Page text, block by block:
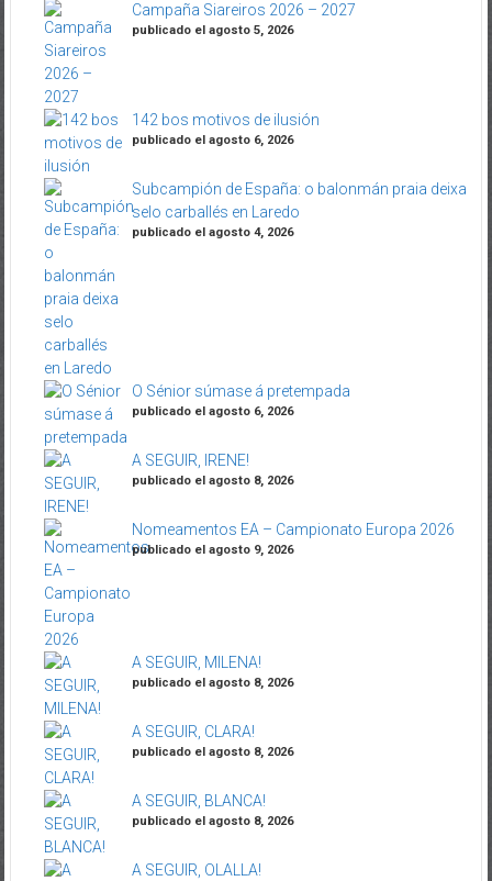
Campaña Siareiros 2026 – 2027
publicado el agosto 5, 2026
142 bos motivos de ilusión
publicado el agosto 6, 2026
Subcampión de España: o balonmán praia deixa
selo carballés en Laredo
publicado el agosto 4, 2026
O Sénior súmase á pretempada
publicado el agosto 6, 2026
A SEGUIR, IRENE!
publicado el agosto 8, 2026
Nomeamentos EA – Campionato Europa 2026
publicado el agosto 9, 2026
A SEGUIR, MILENA!
publicado el agosto 8, 2026
A SEGUIR, CLARA!
publicado el agosto 8, 2026
A SEGUIR, BLANCA!
publicado el agosto 8, 2026
A SEGUIR, OLALLA!